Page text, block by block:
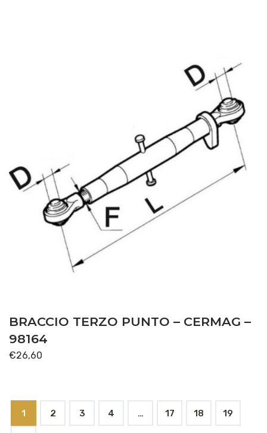
BRACCIO TERZO PUNTO – CERMAG –
98164
€26,60
1 2 3 4 … 17 18 19